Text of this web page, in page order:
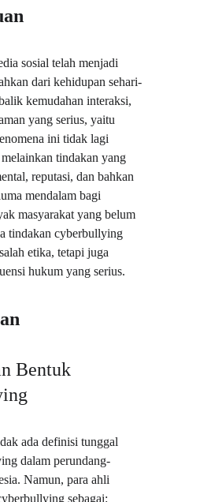
sosial telah menjadi
dari kehidupan sehari-
kemudahan interaksi,
yang serius, yaitu
ini tidak lagi
melainkan tindakan yang
reputasi, dan bahkan
mendalam bagi
masyarakat yang belum
tindakan cyberbullying
etika, tetapi juga
hukum yang serius.
Bentuk
ada definisi tunggal
dalam perundang-
Namun, para ahli
sebagai: